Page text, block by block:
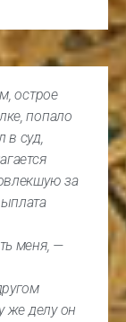
острое
попало
в суд,
за
меня, —
же делу он